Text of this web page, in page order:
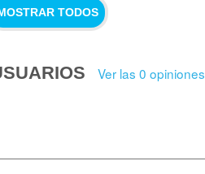
TODOS
Ver las 0 opiniones